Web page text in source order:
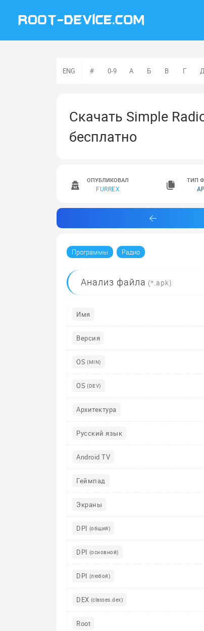
ENG # 0-9 А Б В Г
Скачать Simple
бесплатно
ОПУБЛИКОВАЛ
FURREX
ТИП
Программы Радио
Анализ файла (*.apk)
Имя
Версия
OS (MIN)
OS (DEV)
Архитектура
Русский язык
Android TV
Геймпад
Экраны
DPI (общий)
DPI (основной)
DPI (любой)
DEX (classes.dex)
Root